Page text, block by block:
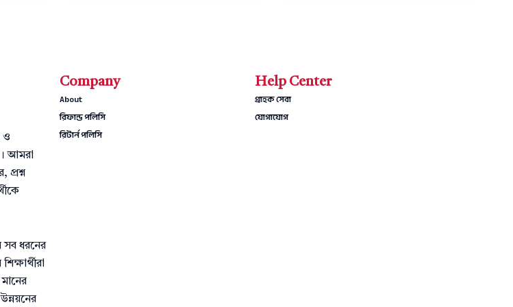
ও
আমরা
প্রশ্ন
সব ধরনের
Company
About
রিফান্ড পলিসি
রিটার্ন পলিসি
Help Center
গ্রাহক সেবা
যোগাযোগ